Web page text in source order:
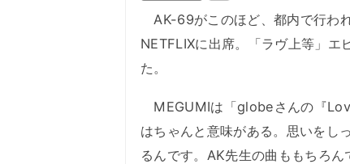
AK-69がこのほど、都内で行
NETFLIXに出席。「ラヴ上等」
た。
MEGUMIは「globeさんの『
はちゃんと意味がある。思いをし
るんです。AK先生の曲ももちろん